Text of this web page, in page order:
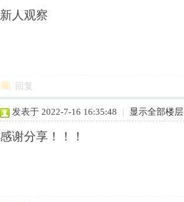
新人观察
回复
发表于 2022-7-16 16:35:48 | 显示全部楼层
感谢分享！！！